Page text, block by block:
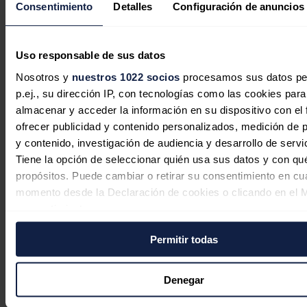
Consentimiento Detalles Configuración de anuncios
Uso responsable de sus datos
Nosotros y nuestros 1022 socios procesamos sus datos
p.ej., su dirección IP, con tecnologías como las cookies para
almacenar y acceder la información en su dispositivo con el
ofrecer publicidad y contenido personalizados, medición de
y contenido, investigación de audiencia y desarrollo de
Tiene la opción de seleccionar quién usa sus datos y con
propósitos. Puede cambiar o retirar su consentimiento en
momento desde la Declaración de cookies o clicando en el
Si lo permite, también quisiéramos:
Recopilar información sobre su ubicación geográfica
puede tener una precisión de varios metros
Identificar su dispositivo analizándolo activamente
Permitir todas
Denegar
beneficio en el segundo trimestre ante
la crisis de Oriente Próximo
Redacción31/07/2026
BP lanza el proceso para explorar la
venta de su negocio del Mar del Norte
Redacción31/07/2026